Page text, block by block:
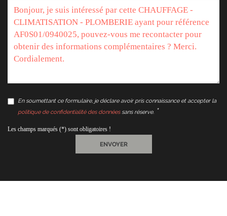
En soumettant ce formulaire, je déclare avoir pris connaissance et accepter la
politique de confidentialité des donnéessans réserve.
Les champs marqués (*) sont obligatoires !
ENVOYER